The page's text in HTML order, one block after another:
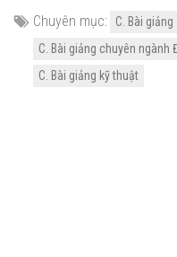
Chuyên mục:
C. Bài giảng
C. Bài giảng chuyên
C. Bài giảng kỹ thuật